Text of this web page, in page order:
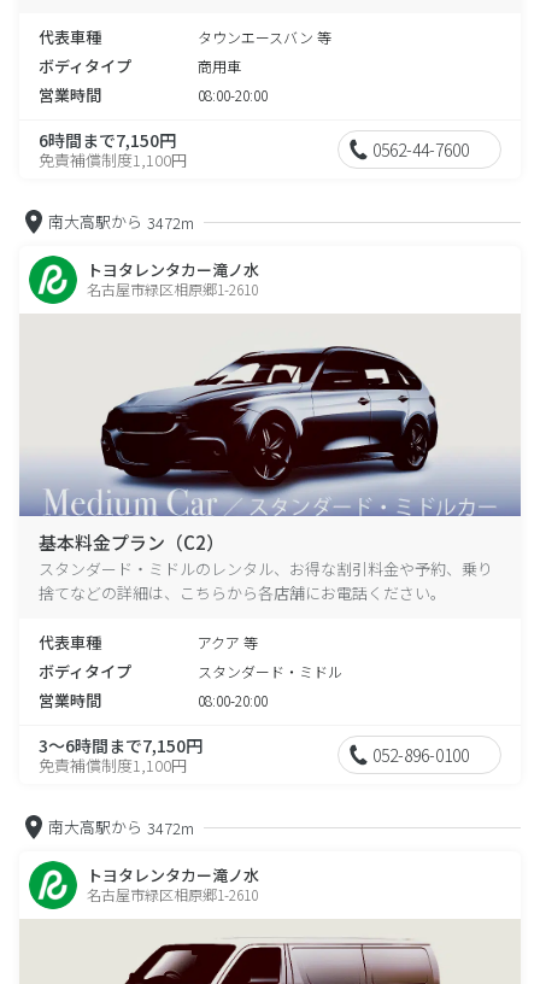
代表車種 タウンエースバン 等
ボディタイプ 商用車
営業時間 08:00-20:00
6時間まで7,150円
免責補償制度1,100円 0562-44-7600
南大高駅から 3472m
トヨタレンタカー滝ノ水
名古屋市緑区相原郷1-2610
基本料金プラン（C2）
スタンダード・ミドルのレンタル、お得な割引料金や予約、乗り
捨てなどの詳細は、こちらから各店舗にお電話ください。
代表車種 アクア 等
ボディタイプ スタンダード・ミドル
営業時間 08:00-20:00
3～6時間まで7,150円
免責補償制度1,100円 052-896-0100
南大高駅から 3472m
トヨタレンタカー滝ノ水
名古屋市緑区相原郷1-2610